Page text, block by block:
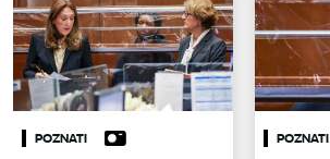
POZNATI POZNATI